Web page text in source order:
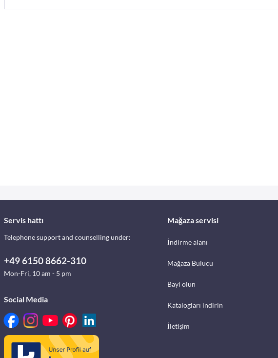
Servis hattı
Telephone support and counselling under:
+49 6150 8662-310
Mon-Fri, 10 am - 5 pm
Social Media
Mağaza servisi
İndirme alanı
Mağaza Bulucu
Bayi olun
Katalogları indirin
İletişim